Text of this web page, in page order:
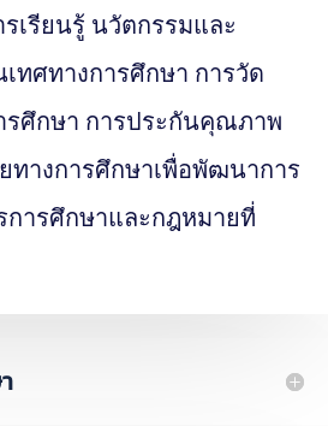
เรียนรู้ นวัตกรรมและ
ทศทางการศึกษา การวัด
รศึกษา การประกันคุณภาพ
ทางการศึกษาเพื่อพัฒนาการ
การศึกษาและกฎหมายที่